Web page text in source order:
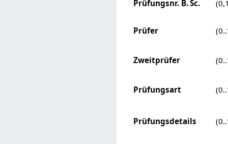
Prüfungsnr. B. Sc.
Prüfer
Zweitprüfer
Prüfungsart
Prüfungsdetails